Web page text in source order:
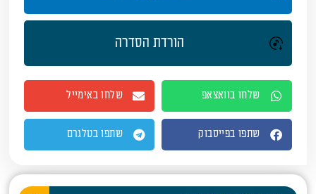
הורדת הסדרה
שלחו בוואצאפ שלחו באימייל
שתפו בפייסבוק שתפו בטלגרם